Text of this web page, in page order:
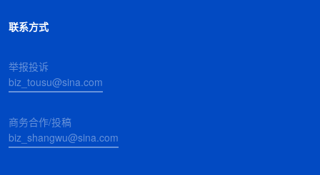
联系方式
举报投诉
biz_tousu@sina.com
商务合作/投稿
biz_shangwu@sina.com